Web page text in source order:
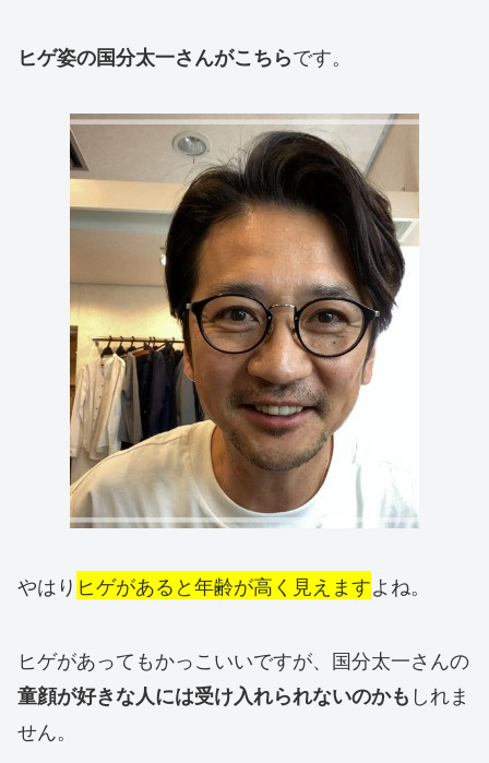
ヒゲ姿の国分太一さんがこちらです。
やはり ヒゲがあると年齢が高く見えますよね。
ヒゲがあってもかっこいいですが、国分太一さんの
童顔が好きな人には受け入れられないのかも しれま
せん。